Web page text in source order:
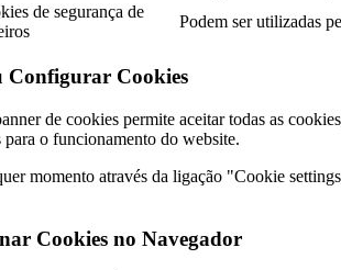
de segurança de
Podem ser utilizadas
Configurar Cookies
de cookies permite aceitar todas as
para o funcionamento do website.
momento através da ligação "Cookie
Cookies no Navegador